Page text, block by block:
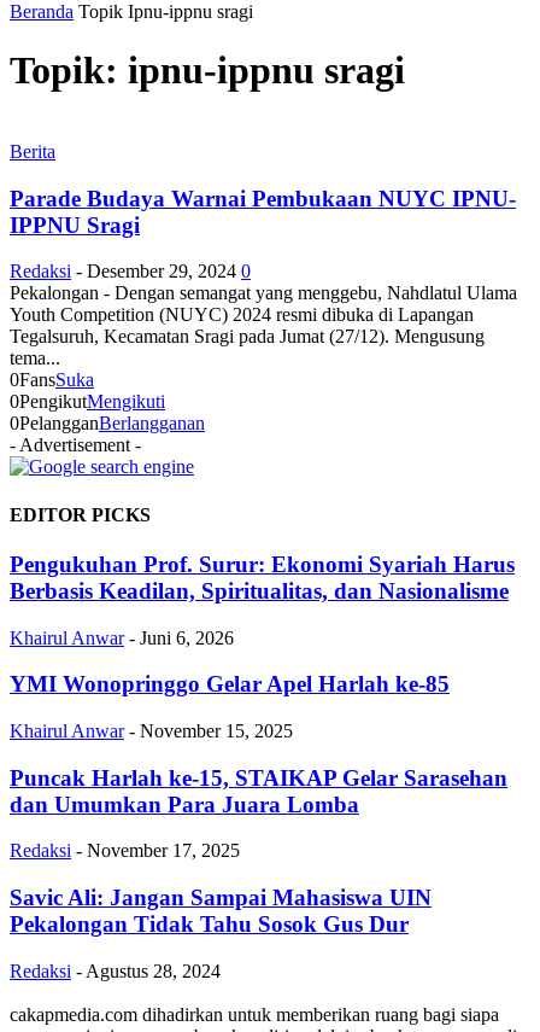
Beranda Topik Ipnu-ippnu sragi
Topik: ipnu-ippnu sragi
Berita
Parade Budaya Warnai Pembukaan NUYC IPNU-
IPPNU Sragi
Redaksi - Desember 29, 2024 0
Pekalongan - Dengan semangat yang menggebu, Nahdlatul Ulama
Youth Competition (NUYC) 2024 resmi dibuka di Lapangan
Tegalsuruh, Kecamatan Sragi pada Jumat (27/12). Mengusung
tema...
0FansSuka
0PengikutMengikuti
0PelangganBerlangganan
- Advertisement -
EDITOR PICKS
Pengukuhan Prof. Surur: Ekonomi Syariah Harus
Berbasis Keadilan, Spiritualitas, dan Nasionalisme
Khairul Anwar - Juni 6, 2026
YMI Wonopringgo Gelar Apel Harlah ke-85
Khairul Anwar - November 15, 2025
Puncak Harlah ke-15, STAIKAP Gelar Sarasehan
dan Umumkan Para Juara Lomba
Redaksi - November 17, 2025
Savic Ali: Jangan Sampai Mahasiswa UIN
Pekalongan Tidak Tahu Sosok Gus Dur
Redaksi - Agustus 28, 2024
cakapmedia.com dihadirkan untuk memberikan ruang bagi siapa